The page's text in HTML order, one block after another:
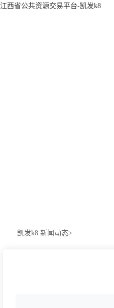
江西省公共资源交易平台-凯发k8
凯发k8 新闻动态>